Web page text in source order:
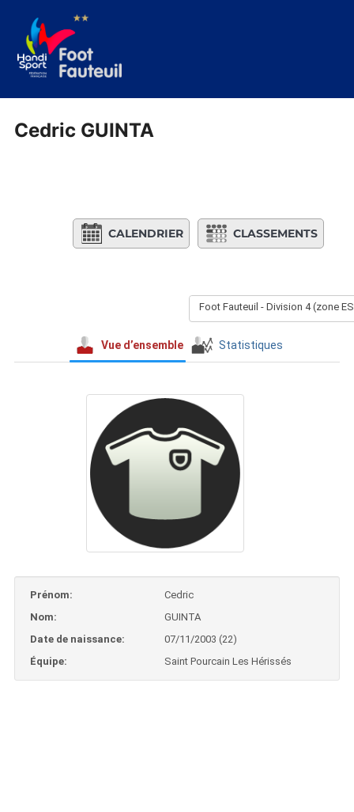
contenu
Cedric GUINTA
CALENDRIER CLASSEMENTS
Foot Fauteuil - Division 4 (zone
Vue d’ensemble Statistiques
Prénom:
Cedric
Nom:
GUINTA
Date de naissance:
07/11/2003 (22)
Équipe:
Saint Pourcain Les Hérissés